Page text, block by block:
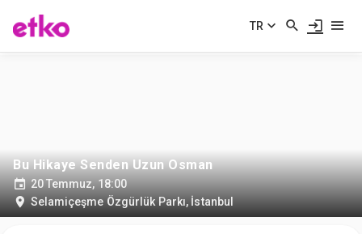
TR
Bu Hikaye Senden Uzun Osman
20 Temmuz, 18:00
Selamiçeşme Özgürlük Parkı, İstanbul